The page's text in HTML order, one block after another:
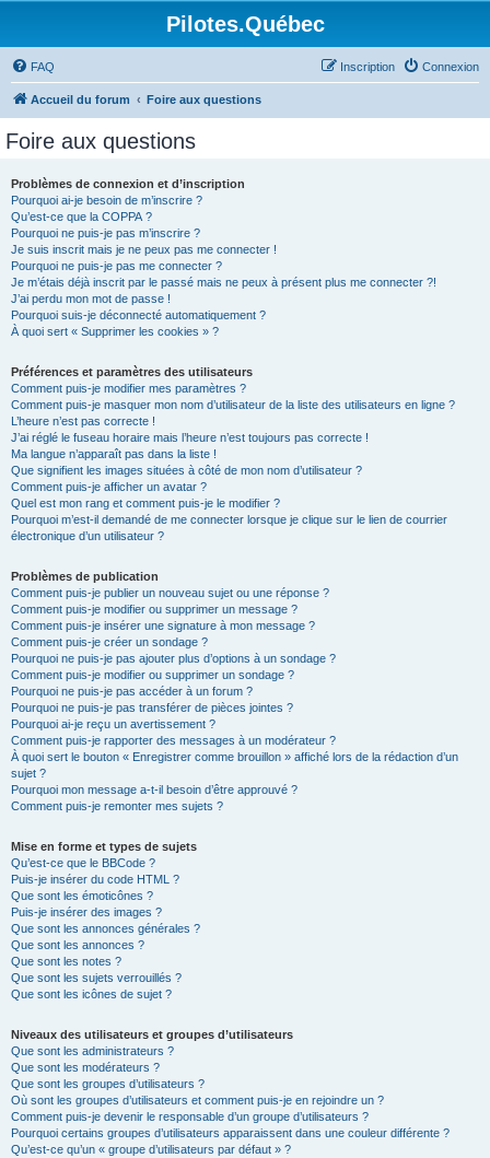
Pilotes.Québec
FAQ Connexion
Inscription
Accueil du forum Foire aux questions
Foire aux questions
Problèmes de connexion et d’inscription
Pourquoi ai-je besoin de m’inscrire ?
Qu’est-ce que la COPPA ?
Pourquoi ne puis-je pas m’inscrire ?
Je suis inscrit mais je ne peux pas me connecter !
Pourquoi ne puis-je pas me connecter ?
Je m’étais déjà inscrit par le passé mais ne peux à présent plus me connecter ?!
J’ai perdu mon mot de passe !
Pourquoi suis-je déconnecté automatiquement ?
À quoi sert « Supprimer les cookies » ?
Préférences et paramètres des utilisateurs
Comment puis-je modifier mes paramètres ?
Comment puis-je masquer mon nom d’utilisateur de la liste des utilisateurs en ligne ?
L’heure n’est pas correcte !
J’ai réglé le fuseau horaire mais l’heure n’est toujours pas correcte !
Ma langue n’apparaît pas dans la liste !
Que signifient les images situées à côté de mon nom d’utilisateur ?
Comment puis-je afficher un avatar ?
Quel est mon rang et comment puis-je le modifier ?
Pourquoi m’est-il demandé de me connecter lorsque je clique sur le lien de courrier
électronique d’un utilisateur ?
Problèmes de publication
Comment puis-je publier un nouveau sujet ou une réponse ?
Comment puis-je modifier ou supprimer un message ?
Comment puis-je insérer une signature à mon message ?
Comment puis-je créer un sondage ?
Pourquoi ne puis-je pas ajouter plus d’options à un sondage ?
Comment puis-je modifier ou supprimer un sondage ?
Pourquoi ne puis-je pas accéder à un forum ?
Pourquoi ne puis-je pas transférer de pièces jointes ?
Pourquoi ai-je reçu un avertissement ?
Comment puis-je rapporter des messages à un modérateur ?
À quoi sert le bouton « Enregistrer comme brouillon » affiché lors de la rédaction d’un
sujet ?
Pourquoi mon message a-t-il besoin d’être approuvé ?
Comment puis-je remonter mes sujets ?
Mise en forme et types de sujets
Qu’est-ce que le BBCode ?
Puis-je insérer du code HTML ?
Que sont les émoticônes ?
Puis-je insérer des images ?
Que sont les annonces générales ?
Que sont les annonces ?
Que sont les notes ?
Que sont les sujets verrouillés ?
Que sont les icônes de sujet ?
Niveaux des utilisateurs et groupes d’utilisateurs
Que sont les administrateurs ?
Que sont les modérateurs ?
Que sont les groupes d’utilisateurs ?
Où sont les groupes d’utilisateurs et comment puis-je en rejoindre un ?
Comment puis-je devenir le responsable d’un groupe d’utilisateurs ?
Pourquoi certains groupes d’utilisateurs apparaissent dans une couleur différente ?
Qu’est-ce qu’un « groupe d’utilisateurs par défaut » ?